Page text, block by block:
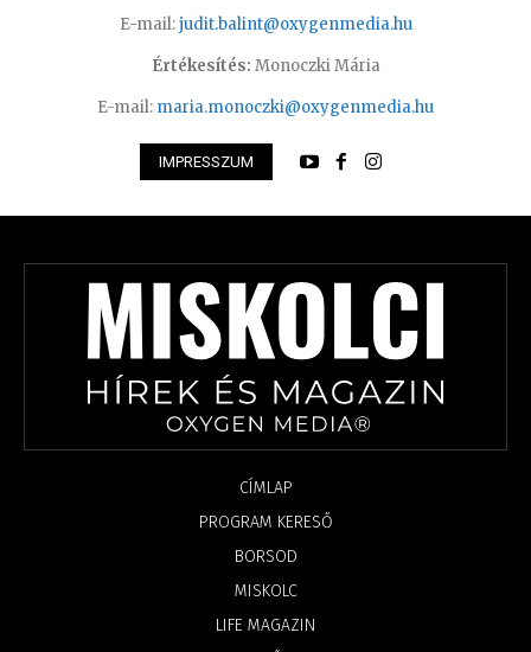
E-mail:judit.balint@oxygenmedia.hu
Értékesítés: Monoczki Mária
E-mail: maria.monoczki@oxygenmedia.hu
IMPRESSZUM
CÍMLAP
PROGRAM KERESŐ
BORSOD
MISKOLC
LIFE MAGAZIN